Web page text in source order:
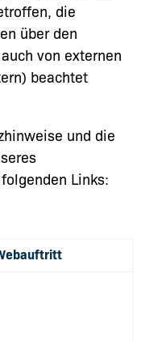
die
über den
von externen
beachtet
und die
Links: